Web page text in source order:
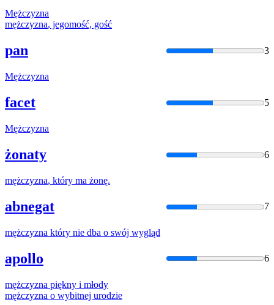
Mężczyzna
mężczyzna, jegomość, gość
pan 3
Mężczyzna
facet 5
Mężczyzna
żonaty 6
mężczyzna, który ma żonę.
abnegat 7
mężczyzna który nie dba o swój wygląd
apollo 6
mężczyzna piękny i młody
mężczyzna o wybitnej urodzie